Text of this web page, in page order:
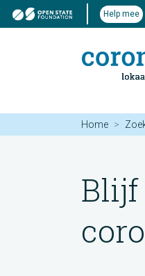
Help mee
Home
Blijf